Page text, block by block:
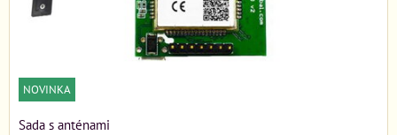
NOVINKA
Sada s anténami